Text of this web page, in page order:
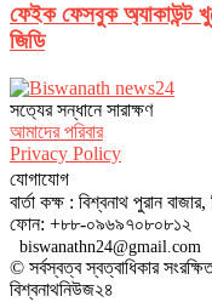
ফেইক ফেসবুক অ্যাকাউন্ট
জিডি
সত‌্যের সন্ধানে সারাক্ষণ
আমাদের পরিবার
Privacy Policy
যোগাযোগ
বার্তা কক্ষ : বিশ্বনাথ পুরান
ফোন: +৮৮-০৯৬৯৭০৮০৮১২
biswanathn24@gmail.com
© সর্বস্বত্ব স্বত্বাধিকার
বিশ্বনাথনিউজ২৪